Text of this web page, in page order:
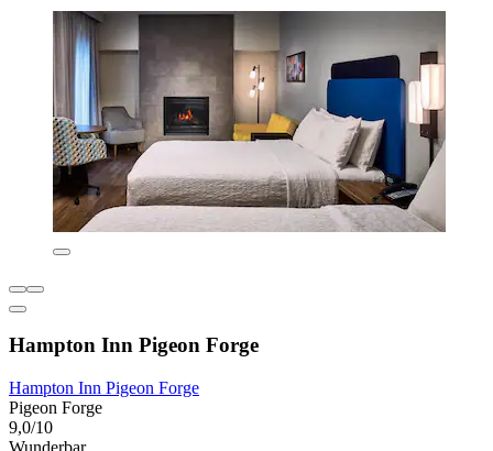
Hampton Inn Pigeon Forge
Hampton Inn Pigeon Forge
Pigeon Forge
9,0/10
Wunderbar